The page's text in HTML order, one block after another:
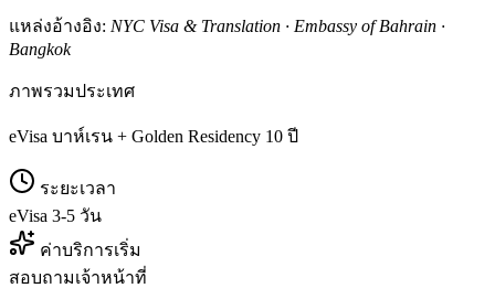
แหล่งอ้างอิง: NYC Visa & Translation · Embassy of Bahrain ·
Bangkok
ภาพรวมประเทศ
eVisa บาห์เรน + Golden Residency 10 ปี
ระยะเวลา
eVisa 3-5 วัน
ค่าบริการเริ่ม
สอบถามเจ้าหน้าที่